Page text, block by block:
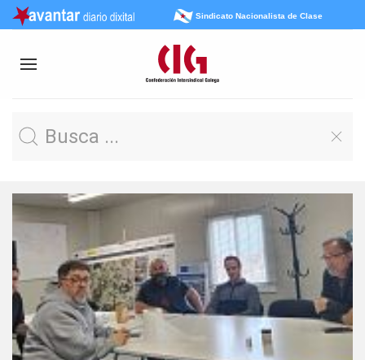
Sindicato Nacionalista de Clase